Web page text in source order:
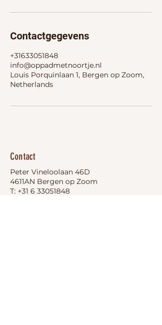
Contactgegevens
+31633051848
info@oppadmetnoortje.nl
Louis Porquinlaan 1, Bergen op Zoom,
Netherlands
Contact
Peter Vineloolaan 46D
4611AN Bergen op Zoom
T: +31 6 33051848